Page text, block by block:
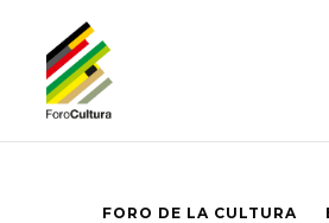
FORO DE LA CULTURA